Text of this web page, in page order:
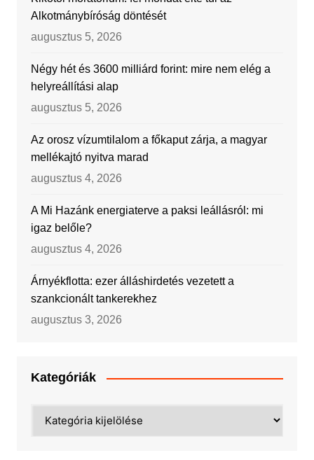
Alkotmánybíróság döntését
augusztus 5, 2026
Négy hét és 3600 milliárd forint: mire nem elég a
helyreállítási alap
augusztus 5, 2026
Az orosz vízumtilalom a főkaput zárja, a magyar
mellékajtó nyitva marad
augusztus 4, 2026
A Mi Hazánk energiaterve a paksi leállásról: mi
igaz belőle?
augusztus 4, 2026
Árnyékflotta: ezer álláshirdetés vezetett a
szankcionált tankerekhez
augusztus 3, 2026
Kategóriák